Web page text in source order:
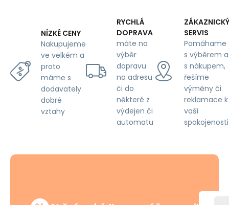
NÍZKÉ CENY
Nakupujeme
ve velkém a
proto
máme s
dodavately
dobré
vztahy
RYCHLÁ
DOPRAVA
máte na
výběr
dopravu
na adresu
či do
některé z
výdejen či
automatu
ZÁKAZNICKÝ
SERVIS
Pomáhame
s výběrem a
s nákupem,
řešíme
výměny či
reklamace k
vaší
spokojenosti